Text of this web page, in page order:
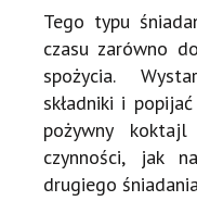
Tego typu
czasu zarówno
spożycia.
składniki i
pożywny koktajl
czynności, jak
drugiego